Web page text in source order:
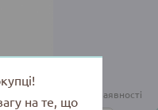
Є в наявності
на те, що